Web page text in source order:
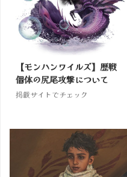
【モンハンワイルズ】歴戦
個体の尻尾攻撃について
掲載サイトでチェック